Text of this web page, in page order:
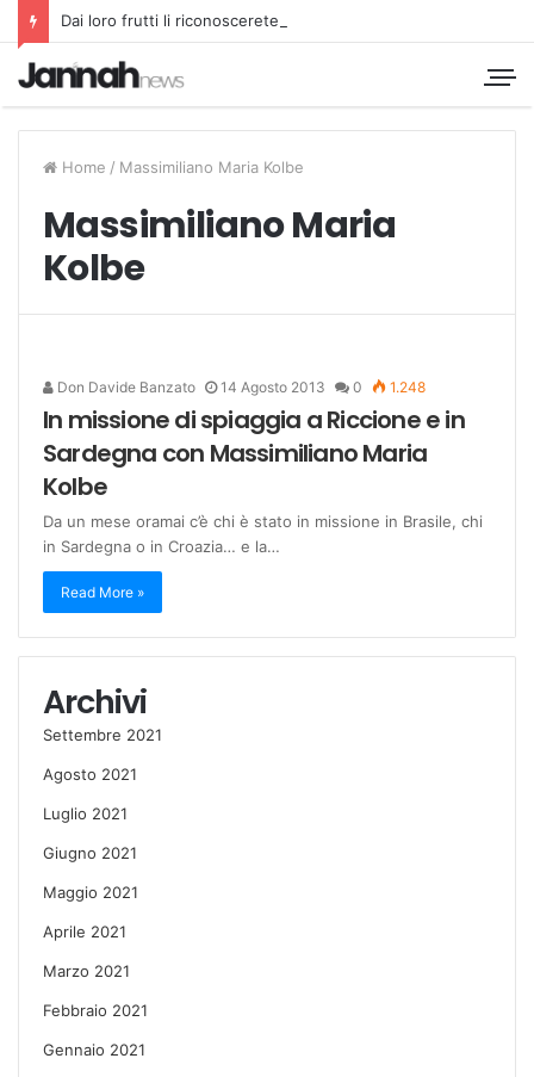
Dai loro frutti li riconoscerete
Home / Massimiliano Maria Kolbe
Massimiliano Maria
Kolbe
Don Davide Banzato 14 Agosto 2013 0 1.248
In missione di spiaggia a Riccione e in
Sardegna con Massimiliano Maria
Kolbe
Da un mese oramai c’è chi è stato in missione in Brasile, chi
in Sardegna o in Croazia… e la…
Read More »
Archivi
Settembre 2021
Agosto 2021
Luglio 2021
Giugno 2021
Maggio 2021
Aprile 2021
Marzo 2021
Febbraio 2021
Gennaio 2021